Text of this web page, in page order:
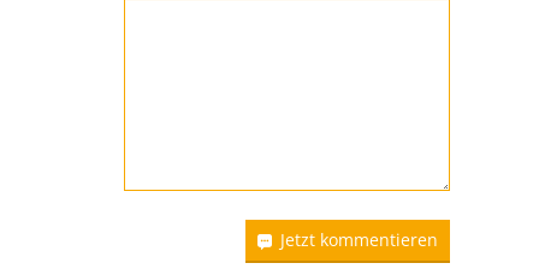
Jetzt kommentieren